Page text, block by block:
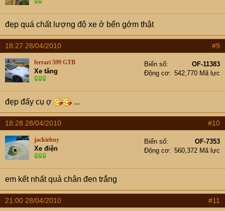
đẹp quá chất lượng độ xe ở bển gớm thật
18:27 28/04/2010 #9
ferrari 599 GTB
Xe tăng
Biển số
OF-11383
Động cơ
542,770 Mã lực
đẹp đấy cụ ợ ...
18:28 28/04/2010 #10
jackiehuy
Xe điện
Biển số
OF-7353
Động cơ
560,372 Mã lực
em kết nhất quả chân đen trắng
21:00 28/04/2010 #11